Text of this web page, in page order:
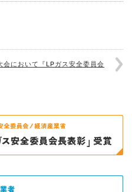
において『LPガス安全委員会